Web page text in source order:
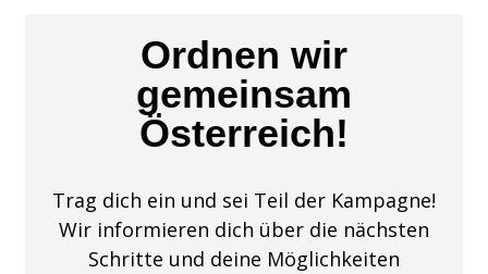
Ordnen wir
gemeinsam
Österreich!
Trag dich ein und sei Teil der Kampagne!
Wir informieren dich über die nächsten
Schritte und deine Möglichkeiten